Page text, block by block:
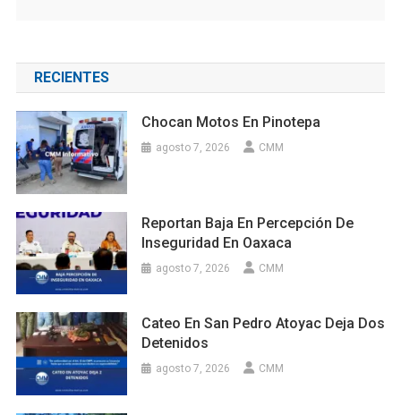
RECIENTES
Chocan Motos En Pinotepa
agosto 7, 2026 CMM
Reportan Baja En Percepción De
Inseguridad En Oaxaca
agosto 7, 2026 CMM
Cateo En San Pedro Atoyac Deja Dos
Detenidos
agosto 7, 2026 CMM